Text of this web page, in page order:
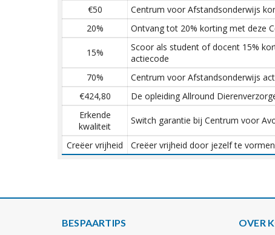
€50
Centrum voor Afstandsonderwijs
20%
Ontvang tot 20% korting met deze
15%
Scoor als student of docent 15%
actiecode
70%
Centrum voor Afstandsonderwijs
€424,80
De opleiding Allround
Erkende
kwaliteit
Switch garantie bij Centrum voor
Creëer vrijheid Creëer vrijheid door jezelf te
BESPAARTIPS
OVER